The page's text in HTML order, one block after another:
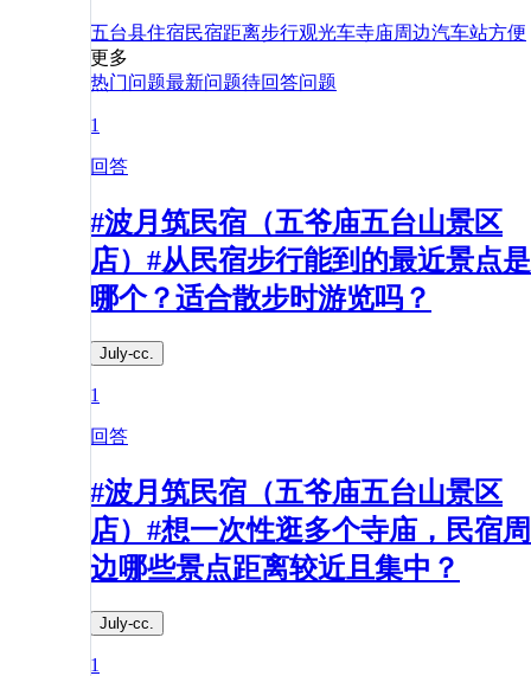
五台县住宿民宿距离步行观光车寺庙周边汽车站方便
更多
热门问题最新问题待回答问题
1
回答
#波月筑民宿（五爷庙五台山景区
店）#从民宿步行能到的最近景点是
哪个？适合散步时游览吗？​
July-cc.
1
回答
#波月筑民宿（五爷庙五台山景区
店）#想一次性逛多个寺庙，民宿周
边哪些景点距离较近且集中？​
July-cc.
1